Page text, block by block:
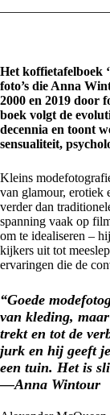
Het koffietafelboek
foto’s die Anna
2000 en 2019 door
boek volgt de
decennia en toont
sensualiteit,
Kleins
van glamour, erotiek
verder dan
spanning vaak op
om te idealiseren –
kijkers uit tot
ervaringen die de
“Goede
van kleding,
trekt en tot de
jurk en hij geeft
een tuin. Het is
—Anna Wintour